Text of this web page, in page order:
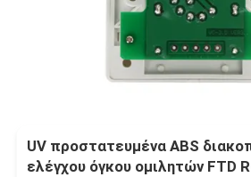
UV προστατευμένα ABS
ελέγχου όγκου ομιλητών FTD